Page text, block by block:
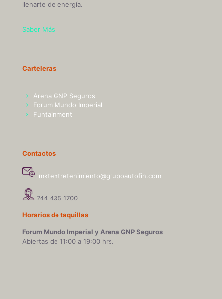
llenarte de energía.
Saber Más
Carteleras
Arena GNP Seguros
Forum Mundo Imperial
Funtainment
Contactos
mktentretenimiento@grupoautofin.com
744 435 1700
Horarios de taquillas
Forum Mundo Imperial y Arena GNP Seguros
Abiertas de 11:00 a 19:00 hrs.